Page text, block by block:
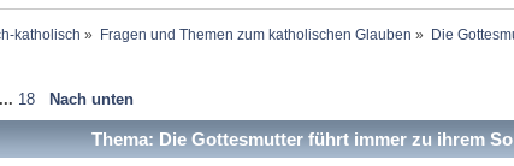
katholisch » Fragen und Themen zum katholischen Glauben » Die
... 18 Nach unten
Thema: Die Gottesmutter führt immer zu ihrem